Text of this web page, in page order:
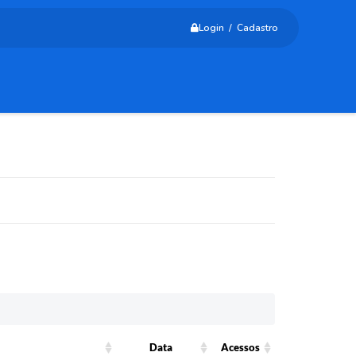
Login / Cadastro
Data Acessos